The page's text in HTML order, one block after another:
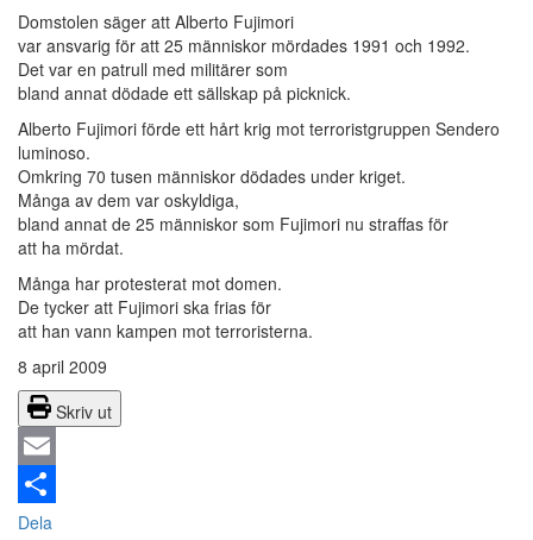
Domstolen säger att Alberto Fujimori
var ansvarig för att 25 människor mördades 1991 och 1992.
Det var en patrull med militärer som
bland annat dödade ett sällskap på picknick.
Alberto Fujimori förde ett hårt krig mot terroristgruppen Sendero
luminoso.
Omkring 70 tusen människor dödades under kriget.
Många av dem var oskyldiga,
bland annat de 25 människor som Fujimori nu straffas för
att ha mördat.
Många har protesterat mot domen.
De tycker att Fujimori ska frias för
att han vann kampen mot terroristerna.
8 april 2009
Skriv ut
Email
Dela